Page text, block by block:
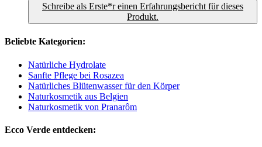
Schreibe als Erste*r einen Erfahrungsbericht für dieses
Produkt.
Beliebte Kategorien:
Natürliche Hydrolate
Sanfte Pflege bei Rosazea
Natürliches Blütenwasser für den Körper
Naturkosmetik aus Belgien
Naturkosmetik von Pranarôm
Ecco Verde entdecken: